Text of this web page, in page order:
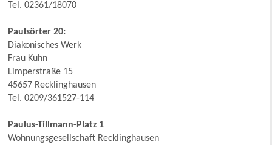
Tel. 02361/18070
Paulsörter 20:
Diakonisches Werk
Frau Kuhn
Limperstraße 15
45657 Recklinghausen
Tel. 0209/361527-114
Paulus-Tillmann-Platz 1
Wohnungsgesellschaft Recklinghausen